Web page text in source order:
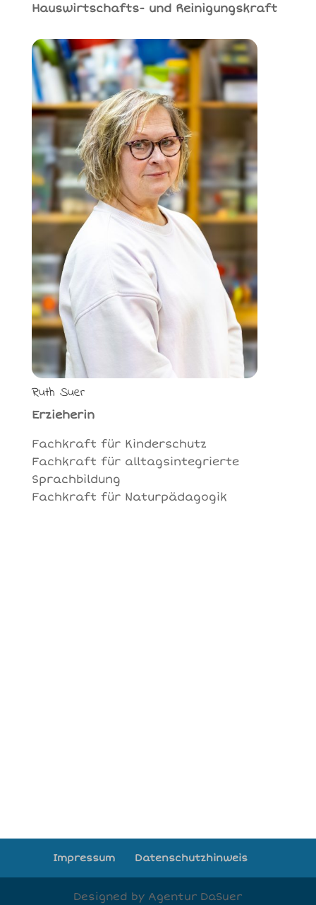
Hauswirtschafts- und Reinigungskraft
Ruth Suer
Erzieherin
Fachkraft für Kinderschutz
Fachkraft für alltagsintegrierte
Sprachbildung
Fachkraft für Naturpädagogik
Impressum Datenschutzhinweis
Designed by Agentur DaSuer